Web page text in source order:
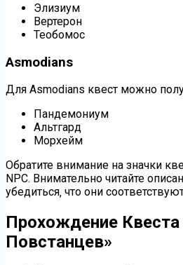
Элизиум
Вертерон
Теобомос
Asmodians
Для Asmodians квест можно
Пандемониум
Альтгард
Морхейм
Обратите внимание на значки
NPC. Внимательно читайте
убедиться‚ что они
Прохождение Квеста
Повстанцев»